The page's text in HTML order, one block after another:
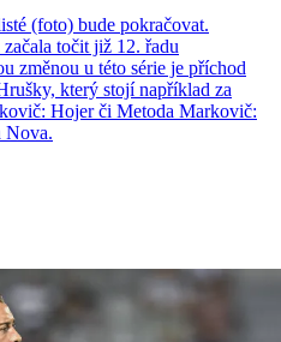
(foto) bude pokračovat.
točit již 12. řadu
změnou u této série je příchod
který stojí například za
Hojer či Metoda Markovič:
Nova.